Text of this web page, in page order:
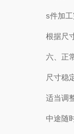
s件加工完
根据尺寸
六、正常
尺寸稳定
适当调整
中途随时